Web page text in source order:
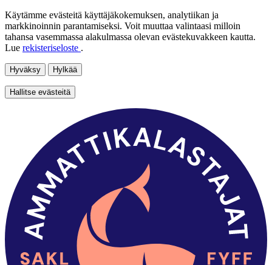
Käytämme evästeitä käyttäjäkokemuksen, analytiikan ja
markkinoinnin parantamiseksi. Voit muuttaa valintaasi milloin
tahansa vasemmassa alakulmassa olevan evästekuvakkeen kautta.
Lue rekisteriseloste .
Hyväksy Hylkää
Hallitse evästeitä